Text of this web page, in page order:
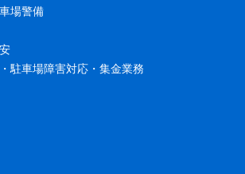
場警備
駐車場障害対応・集金業務